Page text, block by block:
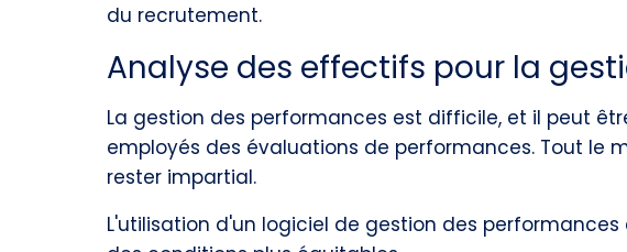
du recrutement.
Analyse des effectifs pour la
La gestion des performances est difficile, et il peut
employés des évaluations de performances. Tout le
rester impartial.
L'utilisation d'un logiciel de gestion des